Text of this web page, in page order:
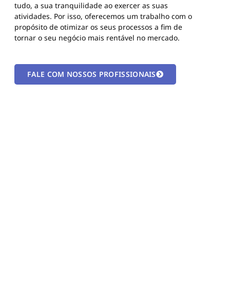
tudo, a sua tranquilidade ao exercer as suas
atividades. Por isso, oferecemos um trabalho com o
propósito de otimizar os seus processos a fim de
tornar o seu negócio mais rentável no mercado.
FALE COM NOSSOS PROFISSIONAIS